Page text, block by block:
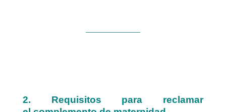
2. Requisitos para reclamar